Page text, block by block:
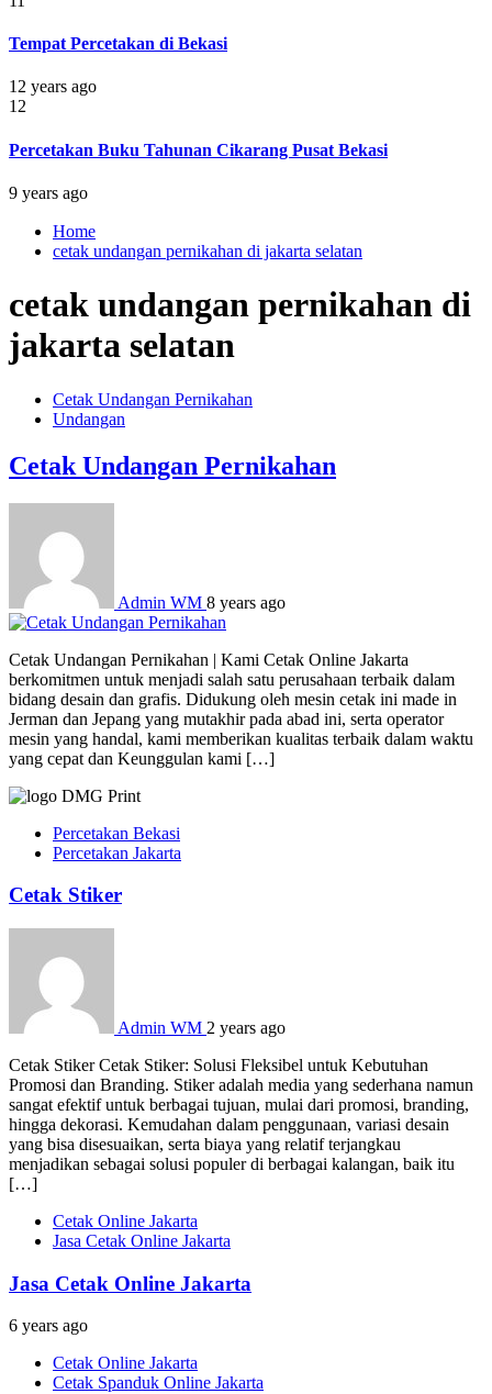
Tempat Percetakan di Bekasi
12 years ago
12
Percetakan Buku Tahunan Cikarang Pusat Bekasi
9 years ago
Home
cetak undangan pernikahan di jakarta selatan
cetak undangan pernikahan di
jakarta selatan
Cetak Undangan Pernikahan
Undangan
Cetak Undangan Pernikahan
Admin WM 8 years ago
Cetak Undangan Pernikahan | Kami Cetak Online Jakarta
berkomitmen untuk menjadi salah satu perusahaan terbaik dalam
bidang desain dan grafis. Didukung oleh mesin cetak ini made in
Jerman dan Jepang yang mutakhir pada abad ini, serta operator
mesin yang handal, kami memberikan kualitas terbaik dalam waktu
yang cepat dan Keunggulan kami […]
Percetakan Bekasi
Percetakan Jakarta
Cetak Stiker
Admin WM 2 years ago
Cetak Stiker Cetak Stiker: Solusi Fleksibel untuk Kebutuhan
Promosi dan Branding. Stiker adalah media yang sederhana namun
sangat efektif untuk berbagai tujuan, mulai dari promosi, branding,
hingga dekorasi. Kemudahan dalam penggunaan, variasi desain
yang bisa disesuaikan, serta biaya yang relatif terjangkau
menjadikan sebagai solusi populer di berbagai kalangan, baik itu
[…]
Cetak Online Jakarta
Jasa Cetak Online Jakarta
Jasa Cetak Online Jakarta
6 years ago
Cetak Online Jakarta
Cetak Spanduk Online Jakarta